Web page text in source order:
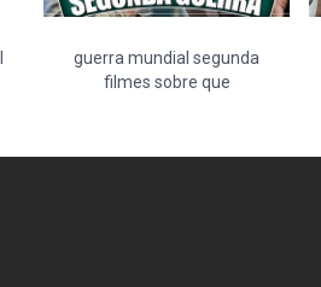
guerra mundial segunda
filmes sobre que